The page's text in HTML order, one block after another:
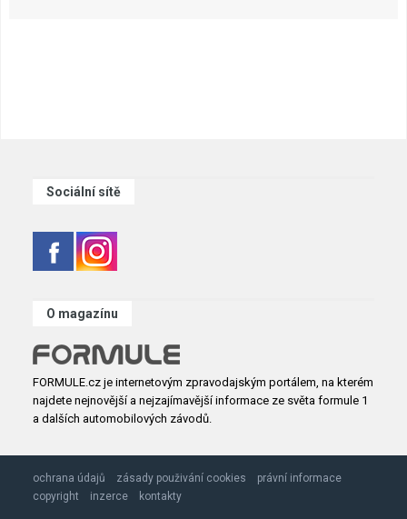
Sociální sítě
O magazínu
FORMULE.cz je internetovým zpravodajským portálem, na kterém
najdete nejnovější a nejzajímavější informace ze světa formule 1
a dalších automobilových závodů.
ochrana údajů zásady použivání cookies
právní informace
copyright
inzerce kontakty